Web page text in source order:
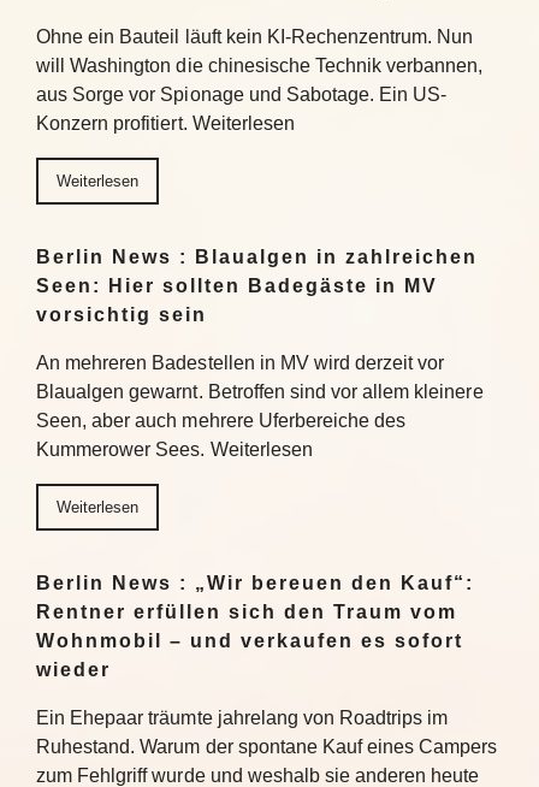
Ohne ein Bauteil läuft kein KI-Rechenzentrum. Nun
will Washington die chinesische Technik verbannen,
aus Sorge vor Spionage und Sabotage. Ein US-
Konzern profitiert. Weiterlesen
Weiterlesen
Berlin News : Blaualgen in zahlreichen
Seen: Hier sollten Badegäste in MV
vorsichtig sein
An mehreren Badestellen in MV wird derzeit vor
Blaualgen gewarnt. Betroffen sind vor allem kleinere
Seen, aber auch mehrere Uferbereiche des
Kummerower Sees. Weiterlesen
Weiterlesen
Berlin News : „Wir bereuen den Kauf“:
Rentner erfüllen sich den Traum vom
Wohnmobil – und verkaufen es sofort
wieder
Ein Ehepaar träumte jahrelang von Roadtrips im
Ruhestand. Warum der spontane Kauf eines Campers
zum Fehlgriff wurde und weshalb sie anderen heute